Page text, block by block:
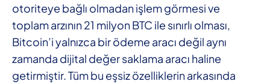
otoriteye bağlı olmadan işlem görmesi ve
toplam arzının 21 milyon BTC ile sınırlı olması,
Bitcoin’i yalnızca bir ödeme aracı değil aynı
zamanda dijital değer saklama aracı haline
getirmiştir. Tüm bu eşsiz özelliklerin arkasında